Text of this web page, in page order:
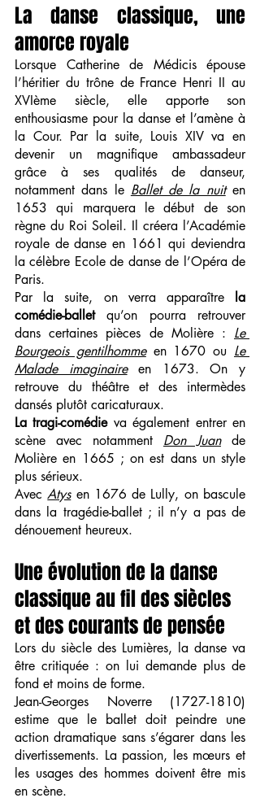
La danse classique, une
amorce royale
Lorsque Catherine de Médicis épouse
l’héritier du trône de France Henri II au
XVIème siècle, elle apporte son
enthousiasme pour la danse et l’amène à
la Cour. Par la suite, Louis XIV va en
devenir un magnifique ambassadeur
grâce à ses qualités de danseur,
notamment dans le Ballet de la nuit en
1653 qui marquera le début de son
règne du Roi Soleil. Il créera l’Académie
royale de danse en 1661 qui deviendra
la célèbre Ecole de danse de l’Opéra de
Paris.
Par la suite, on verra apparaître la
comédie-ballet
qu’on pourra retrouver
dans certaines pièces de Molière : Le
Bourgeois gentilhomme en 1670 ou Le
Malade imaginaire en 1673. On y
retrouve du théâtre et des intermèdes
dansés plutôt caricaturaux.
La tragi-comédie va également entrer en
scène avec notamment Don Juan de
Molière en 1665 ; on est dans un style
plus sérieux.
Avec Atys en 1676 de Lully, on bascule
dans la tragédie-ballet ; il n’y a pas de
dénouement heureux.
Une évolution de la danse
classique au fil des siècles
et des courants de pensée
Lors du siècle des Lumières, la danse va
être critiquée : on lui demande plus de
fond et moins de forme.
Jean-Georges Noverre (1727-1810)
estime que le ballet doit peindre une
action dramatique sans s’égarer dans les
divertissements. La passion, les mœurs et
les usages des hommes doivent être mis
en scène.